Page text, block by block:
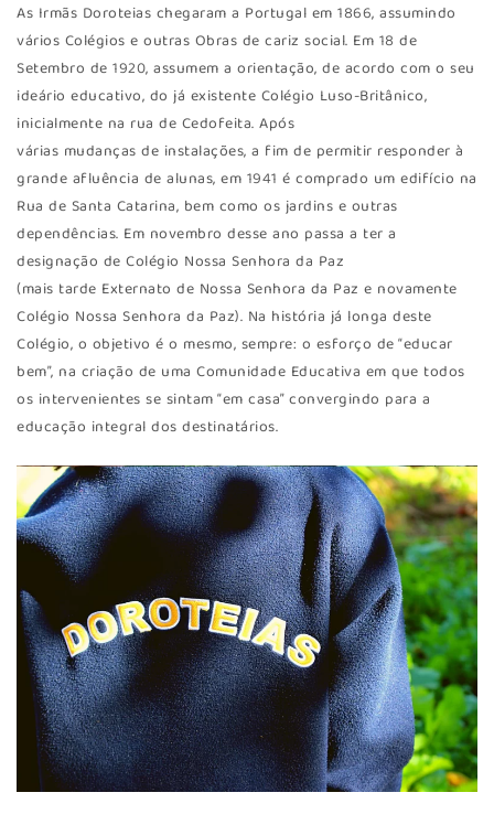
As Irmãs Doroteias chegaram a Portugal em 1866, assumindo
vários Colégios e outras Obras de cariz social. Em 18 de
Setembro de 1920, assumem a orientação, de acordo com o seu
ideário educativo, do já existente Colégio Luso-Britânico,
inicialmente na rua de Cedofeita. Após
várias mudanças de instalações, a fim de permitir responder à
grande afluência de alunas, em 1941 é comprado um edifício na
Rua de Santa Catarina, bem como os jardins e outras
dependências. Em novembro desse ano passa a ter a
designação de Colégio Nossa Senhora da Paz
(mais tarde Externato de Nossa Senhora da Paz e novamente
Colégio Nossa Senhora da Paz). Na história já longa deste
Colégio, o objetivo é o mesmo, sempre: o esforço de “educar
bem”, na criação de uma Comunidade Educativa em que todos
os intervenientes se sintam “em casa” convergindo para a
educação integral dos destinatários.